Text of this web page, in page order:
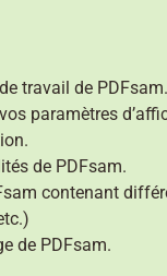
travail de
paramètres
de PDFsam.
contenant
de PDFsam.